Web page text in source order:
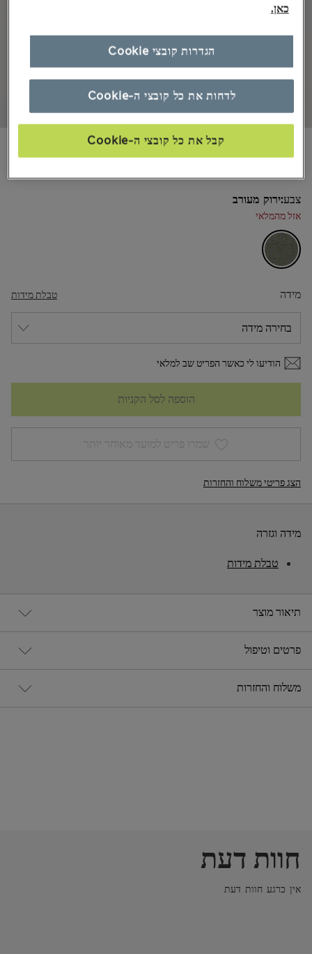
צבע:ירוק מעורב
אזל מהמלאי
מידה טבלת מידות
הודיעו לי כאשר הפריט שב למלאי
הוספה לסל הקניות
שמרו פריט למועד מאוחר יותר
הצג פריטי משלוח והחזרות
תיאור מוצר
פרטים וטיפול
משלוח והחזרות
מידה וגזרה
טבלת מידות
חוות דעת
אין כרגע חוות דעת
כאן.
לדחות את כל קובצי ה-Cookie
קבל את כל קובצי ה-Cookie
הגדרות קובצי Cookie